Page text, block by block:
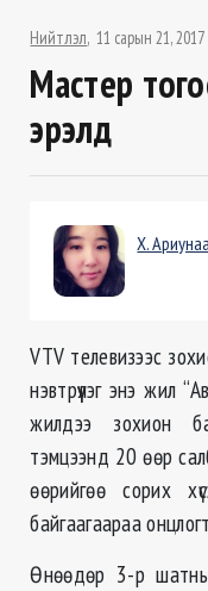
Нийтлэл 11 сарын 21, 2017
Мастер
эрэлд
Х. Ариунаа
VTV телевизээс
нэвтрүүлэг энэ жил
жилдээ зохион
тэмцээнд 20 өөр
өөрийгөө сорих
байгаагаараа
Өнөөдөр 3-р